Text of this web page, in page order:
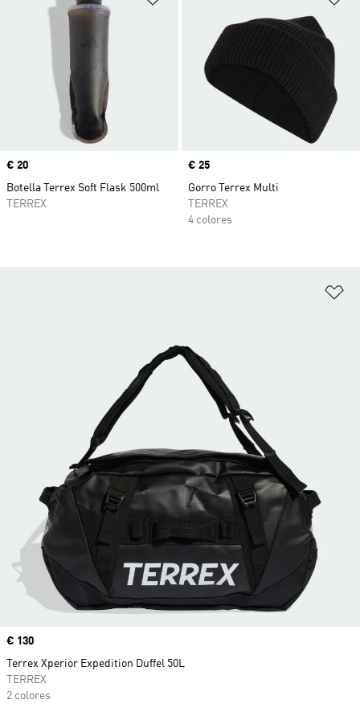
Precio
€ 20
Botella Terrex Soft Flask 500ml
TERREX
Precio
€ 25
Gorro Terrex Multi
TERREX
4 colores
Precio
€ 130
Terrex Xperior Expedition Duffel 50L
TERREX
2 colores